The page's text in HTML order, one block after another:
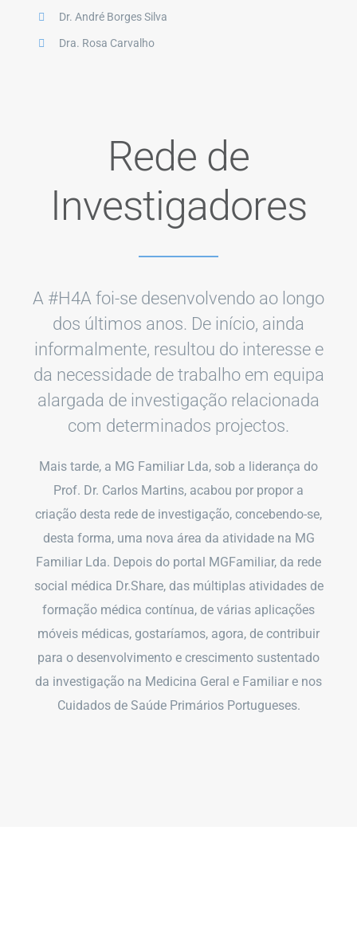
Dr. André Borges Silva
Dra. Rosa Carvalho
Rede de
Investigadores
A #H4A foi-se desenvolvendo ao longo
dos últimos anos. De início, ainda
informalmente, resultou do interesse e
da necessidade de trabalho em equipa
alargada de investigação relacionada
com determinados projectos.
Mais tarde, a MG Familiar Lda, sob a liderança do
Prof. Dr. Carlos Martins, acabou por propor a
criação desta rede de investigação, concebendo-se,
desta forma, uma nova área da atividade na MG
Familiar Lda. Depois do portal MGFamiliar, da rede
social médica Dr.Share, das múltiplas atividades de
formação médica contínua, de várias aplicações
móveis médicas, gostaríamos, agora, de contribuir
para o desenvolvimento e crescimento sustentado
da investigação na Medicina Geral e Familiar e nos
Cuidados de Saúde Primários Portugueses.